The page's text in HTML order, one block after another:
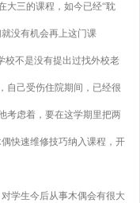
三的课程，如今已经“耽
没有机会再上这门课
校不是没有提出过找外校老
自己受伤住院期间，已经很
考虑着，要在这学期里把两
快速维修技巧纳入课程，开
学生今后从事木偶会有很大